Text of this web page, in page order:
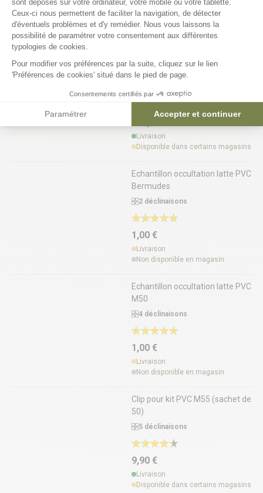
obtenez votre liste de matériel
Configurer ma clôture
Kit d'occultation PVC Bermudes
Livraison
Disponible dans certains magasins
Echantillon occultation latte PVC
Bermudes
2 déclinaisons
1,00 €
Livraison
Non disponible en magasin
Echantillon occultation latte PVC
M50
4 déclinaisons
1,00 €
Livraison
Non disponible en magasin
Clip pour kit PVC M55 (sachet de
50)
5 déclinaisons
9,90 €
Livraison
Disponible dans certains magasins
sont déposés sur votre ordinateur, votre mobile ou votre tablette.
Ceux-ci nous permettent de faciliter la navigation, de détecter
d'éventuels problèmes et d'y remédier. Nous vous laissons la
possibilité de paramétrer votre consentement aux différentes
typologies de cookies.
Pour modifier vos préférences par la suite, cliquez sur le lien
'Préférences de cookies' situé dans le pied de page.
Consentements certifiés par
Paramétrer Accepter et continuer
Axeptio consent